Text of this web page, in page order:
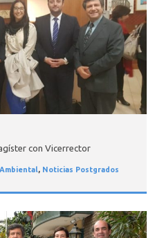
con Vicerrector
, Noticias Postgrados